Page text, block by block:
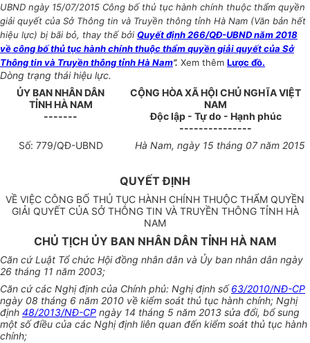
UBND ngày 15/07/2015 Công bố thủ tục hành chính thuộc thẩm quyền
giải quyết của Sở Thông tin và Truyền thông tỉnh Hà Nam (Văn bản hết
hiệu lực) bị bãi bỏ, thay thế bởi Quyết định 266/QĐ-UBND năm 2018
về công bố thủ tục hành chính thuộc thẩm quyền giải quyết của Sở
Thông tin và Truyền thông tỉnh Hà Nam”. Xem thêm Lược đồ.
Dòng trạng thái hiệu lực.
ỦY BAN NHÂN DÂN
TỈNHHÀ NAM
-------
CỘNG HÒA XÃ HỘI CHỦ NGHĨA VIỆT
NAM
Độc lập - Tự do - Hạnh phúc
---------------
Số: 779/QĐ-UBND Hà Nam, ngày 15 tháng 07năm2015
QUYẾT ĐỊNH
VỀ VIỆC CÔNG BỐ THỦ TỤC HÀNH CHÍNH THUỘC THẨM QUYỀN
GIẢI QUYẾT CỦA SỞ THÔNG TIN VÀ TRUYỀN THÔNG TỈNH HÀ
NAM
CHỦ TỊCH ỦY BAN NHÂN DÂN TỈNH HÀ NAM
Căn cứ Luật Tổ chức Hội đồng nhân dân và Ủy ban nhân dân ngày
26 tháng 11 năm 2003;
Căn cứ các Nghị định của Chính phủ: Nghị định số63/2010/NĐ-CP
ngày 08 tháng 6 năm 2010 về kiểm soát thủ tục hành chính; Nghị
định 48/2013/NĐ-CP ngày 14 tháng 5 năm 2013 sửa đổi, bổ sung
một số điều của các Nghị định liên quan đến kiểm soát thủ tục hành
chính;